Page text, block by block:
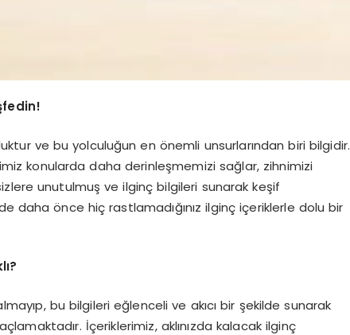
ve bu yolculuğun en önemli unsurlarından biri bilgidir.
konularda daha derinleşmemizi sağlar, zihnimizi
unutulmuş ve ilginç bilgileri sunarak keşif
daha önce hiç rastlamadığınız ilginç içeriklerle dolu bir
bu bilgileri eğlenceli ve akıcı bir şekilde sunarak
İçeriklerimiz, aklınızda kalacak ilginç